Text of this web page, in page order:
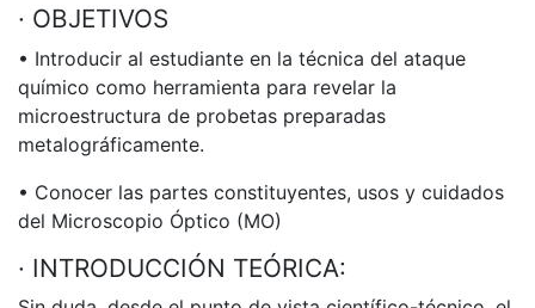
· OBJETIVOS
• Introducir al estudiante en la técnica del ataque
químico como herramienta para revelar la
microestructura de probetas preparadas
metalográficamente.
• Conocer las partes constituyentes, usos y cuidados
del Microscopio Óptico (MO)
· INTRODUCCIÓN TEÓRICA: